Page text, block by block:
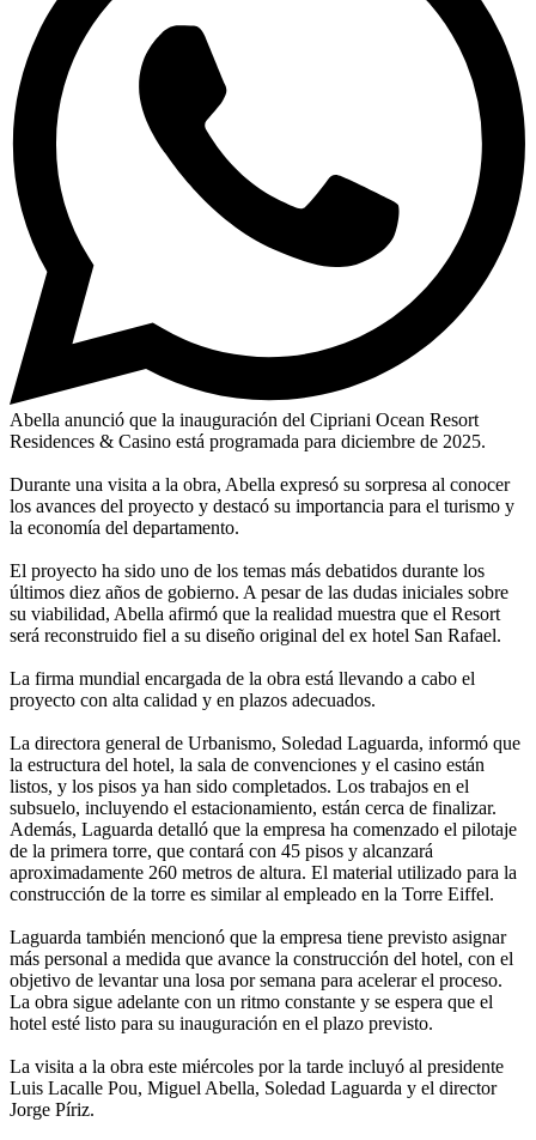
Abella anunció que la inauguración del Cipriani Ocean Resort
Residences & Casino está programada para diciembre de 2025.
Durante una visita a la obra, Abella expresó su sorpresa al conocer
los avances del proyecto y destacó su importancia para el turismo y
la economía del departamento.
El proyecto ha sido uno de los temas más debatidos durante los
últimos diez años de gobierno. A pesar de las dudas iniciales sobre
su viabilidad, Abella afirmó que la realidad muestra que el Resort
será reconstruido fiel a su diseño original del ex hotel San Rafael.
La firma mundial encargada de la obra está llevando a cabo el
proyecto con alta calidad y en plazos adecuados.
La directora general de Urbanismo, Soledad Laguarda, informó que
la estructura del hotel, la sala de convenciones y el casino están
listos, y los pisos ya han sido completados. Los trabajos en el
subsuelo, incluyendo el estacionamiento, están cerca de finalizar.
Además, Laguarda detalló que la empresa ha comenzado el pilotaje
de la primera torre, que contará con 45 pisos y alcanzará
aproximadamente 260 metros de altura. El material utilizado para la
construcción de la torre es similar al empleado en la Torre Eiffel.
Laguarda también mencionó que la empresa tiene previsto asignar
más personal a medida que avance la construcción del hotel, con el
objetivo de levantar una losa por semana para acelerar el proceso.
La obra sigue adelante con un ritmo constante y se espera que el
hotel esté listo para su inauguración en el plazo previsto.
La visita a la obra este miércoles por la tarde incluyó al presidente
Luis Lacalle Pou, Miguel Abella, Soledad Laguarda y el director
Jorge Píriz.